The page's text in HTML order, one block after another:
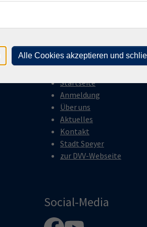
Inhalte
Startseite
Anmeldung
Über uns
Aktuelles
Kontakt
Stadt Speyer
zur DVV-Webseite
Social-Media
Alle Cookies akzeptieren und